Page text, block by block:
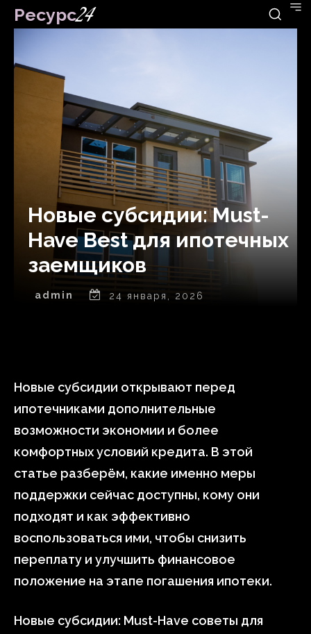
Ресурс24
Новые субсидии: Must-
Have Best для ипотечных
заемщиков
admin 24 января, 2026
Новые субсидии открывают перед
ипотечниками дополнительные
возможности экономии и более
комфортных условий кредита. В этой
статье разберём, какие именно меры
поддержки сейчас доступны, кому они
подходят и как эффективно
воспользоваться ими, чтобы снизить
переплату и улучшить финансовое
положение на этапе погашения ипотеки.
Новые субсидии: Must-Have советы для